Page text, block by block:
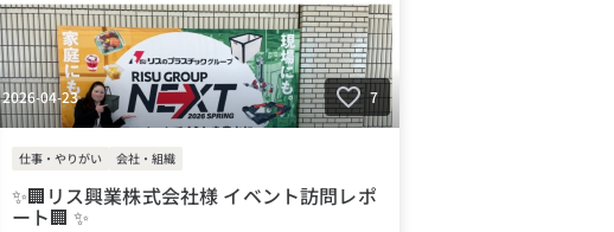
2026-04-23 7
仕事・やりがい 会社・組織
✨️🏢リス興業株式会社様 イベント訪問レポ
ート🏢 ✨